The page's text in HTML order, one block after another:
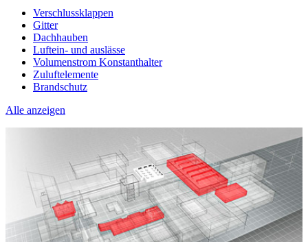
Verschlussklappen
Gitter
Dachhauben
Luftein- und auslässe
Volumenstrom Konstanthalter
Zuluftelemente
Brandschutz
Alle anzeigen